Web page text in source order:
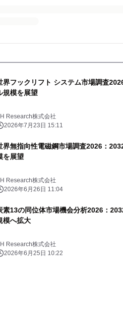
界フックリフト システム市場調査
規模を展望
Research株式会社
2026年7月23日 15:11
界無指向性電磁鋼市場調査2026：
を展望
Research株式会社
2026年6月26日 11:04
素13の同位体市場機会分析2026：
模へ拡大
Research株式会社
2026年6月25日 10:22